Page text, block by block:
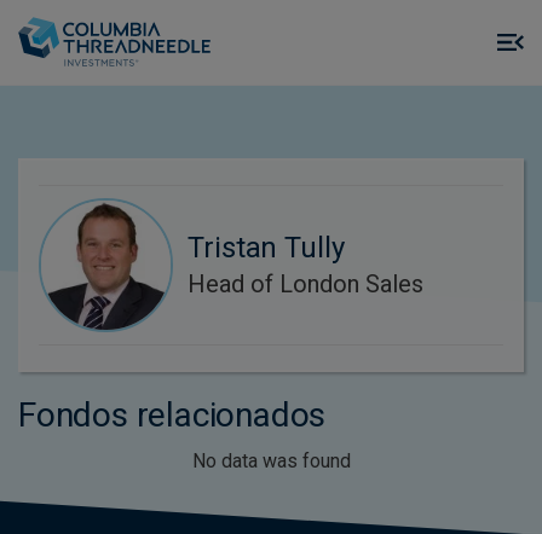
Tristan Tully
Head of London Sales
Fondos relacionados
No data was found